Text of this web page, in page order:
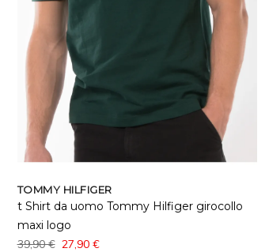
TOMMY HILFIGER
t Shirt da uomo Tommy Hilfiger girocollo
maxi logo
39,90 € 27,90 €